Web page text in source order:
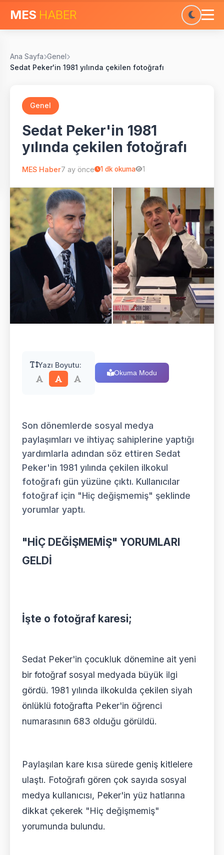
MES HABER
Ana Sayfa Genel
Sedat Peker'in 1981 yılında çekilen fotoğrafı
Genel
Sedat Peker'in 1981
yılında çekilen fotoğrafı
MES Haber7 ay önce 1 dk okuma 1
Yazı Boyutu:
Okuma Modu
Son dönemlerde sosyal medya
paylaşımları ve ihtiyaç sahiplerine yaptığı
yardımlarla adından söz ettiren Sedat
Peker'in 1981 yılında çekilen ilkokul
fotoğrafı gün yüzüne çıktı. Kullanıcılar
fotoğraf için "Hiç değişmemiş" şeklinde
yorumlar yaptı.
"HİÇ DEĞİŞMEMİŞ" YORUMLARI
GELDİ
İşte o fotoğraf karesi;
Sedat Peker'in çocukluk dönemine ait yeni
bir fotoğraf sosyal medyada büyük ilgi
gördü. 1981 yılında ilkokulda çekilen siyah
önlüklü fotoğrafta Peker'in öğrenci
numarasının 683 olduğu görüldü.
Paylaşılan kare kısa sürede geniş kitlelere
ulaştı. Fotoğrafı gören çok sayıda sosyal
medya kullanıcısı, Peker'in yüz hatlarına
dikkat çekerek "Hiç değişmemiş"
yorumunda bulundu.